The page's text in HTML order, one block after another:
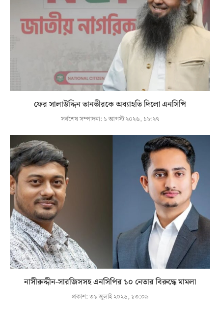
ফের সালাউদ্দিন তানভীরকে অব্যাহতি দিলো এনসিপি
সর্বশেষ সম্পাদনা: ১ আগস্ট ২০২৬, ১৮:২৭
নাসীরুদ্দীন-সারজিসসহ এনসিপির ১০ নেতার বিরুদ্ধে মামলা
প্রকাশ:৩১ জুলাই ২০২৬, ১৩:০৯